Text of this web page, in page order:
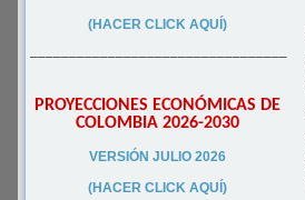
(HACER CLICK AQUÍ)
–––––––––––––––––––––––––––––––––
PROYECCIONES ECONÓMICAS DE
COLOMBIA 2026-2030
VERSIÓN JULIO 2026
(HACER CLICK AQUÍ)